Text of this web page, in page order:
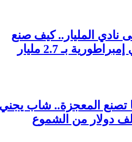
نادي المليار.. كيف صنع
توماس جورني إمبراطورية بـ 2.7 مليار
تصنع المعجزة.. شاب يجني